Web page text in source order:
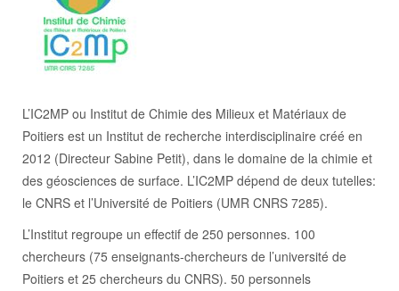
L’IC2MP ou Institut de Chimie des Milieux et Matériaux de
Poitiers est un Institut de recherche interdisciplinaire créé en
2012 (Directeur Sabine Petit), dans le domaine de la chimie et
des géosciences de surface. L’IC2MP dépend de deux tutelles:
le CNRS et l’Université de Poitiers (UMR CNRS 7285).
L’Institut regroupe un effectif de 250 personnes. 100
chercheurs (75 enseignants-chercheurs de l’université de
Poitiers et 25 chercheurs du CNRS). 50 personnels